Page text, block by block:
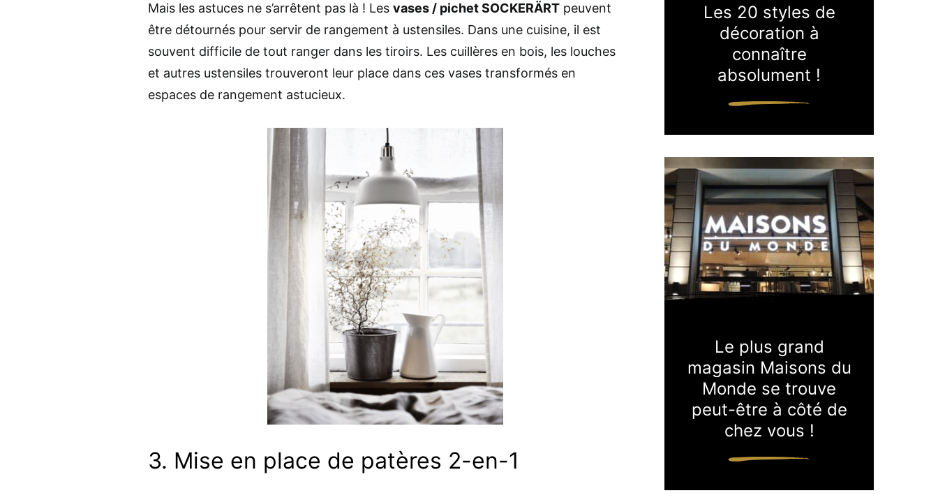
Mais les astuces ne s’arrêtent pas là ! Les vases / pichet SOCKERÄRT peuvent
être détournés pour servir de rangement à ustensiles. Dans une cuisine, il est
souvent difficile de tout ranger dans les tiroirs. Les cuillères en bois, les louches
et autres ustensiles trouveront leur place dans ces vases transformés en
espaces de rangement astucieux.
3. Mise en place de patères 2-en-1
Les 20 styles de
décoration à
connaître
absolument !
Le plus grand
magasin Maisons du
Monde se trouve
peut-être à côté de
chez vous !